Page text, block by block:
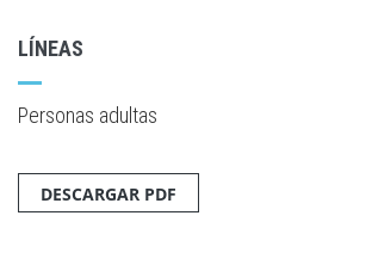
LÍNEAS
Personas adultas
DESCARGAR PDF